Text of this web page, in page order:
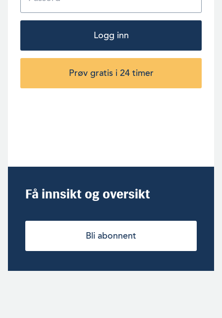
Logg inn
Prøv gratis i 24 timer
Få innsikt og oversikt
Bli abonnent